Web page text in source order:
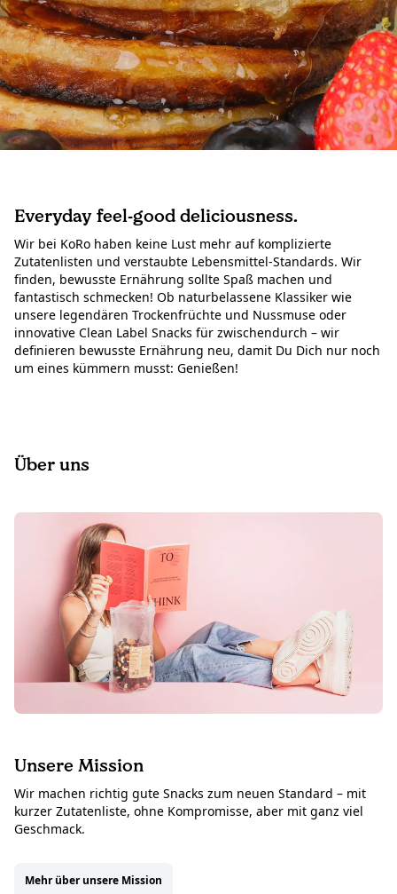
Wir denken Handel neu.
Everyday feel-good deliciousness.
Wir bei KoRo haben keine Lust mehr auf komplizierte
Zutatenlisten und verstaubte Lebensmittel-Standards. Wir
finden, bewusste Ernährung sollte Spaß machen und
fantastisch schmecken! Ob naturbelassene Klassiker wie
unsere legendären Trockenfrüchte und Nussmuse oder
innovative Clean Label Snacks für zwischendurch – wir
definieren bewusste Ernährung neu, damit Du Dich nur noch
um eines kümmern musst: Genießen!
Über uns
Unsere Mission
Wir machen richtig gute Snacks zum neuen Standard – mit
kurzer Zutatenliste, ohne Kompromisse, aber mit ganz viel
Geschmack.
Mehr über unsere Mission